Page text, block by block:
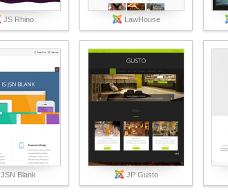
JS Rhino LawHouse
JSN Blank JP Gusto
Вход
Логин
Запомнить меня